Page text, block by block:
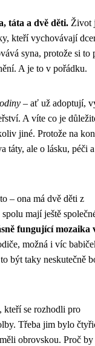
táta a dvě děti. Život
kteří vychovávají
syna, protože si to
A je to v pořádku.
– ať už adoptují,
A víte co je
jiné. Protože na
táty, ale o lásku, péči a
– ona má dvě děti z
mají ještě
fungující mozaika
možná i víc
být taky neskutečně
kteří se rozhodli pro
Třeba jim bylo
obrovskou. Proč